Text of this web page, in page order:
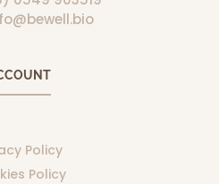
Policy
Policy